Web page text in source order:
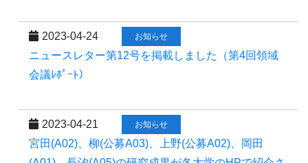
2023-04-24 お知らせ
ニュースレター第12号を掲載しました（第4回領域
会議ﾚﾎﾟｰﾄ）
2023-04-21 お知らせ
宮田(A02)、柳(公募A03)、上野(公募A02)、岡田